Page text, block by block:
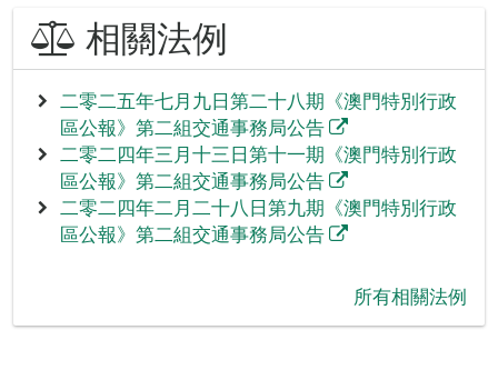
相關法例
二零二五年七月九日第二十八期《澳門特別行政
區公報》第二組交通事務局公告
二零二四年三月十三日第十一期《澳門特別行政
區公報》第二組交通事務局公告
二零二四年二月二十八日第九期《澳門特別行政
區公報》第二組交通事務局公告
‪所有相關法例